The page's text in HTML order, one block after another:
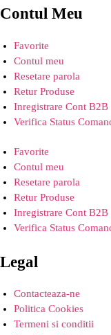
Contul Meu
Favorite
Contul meu
Resetare parola
Retur Produse
Inregistrare Cont B2B
Verifica Status
Favorite
Contul meu
Resetare parola
Retur Produse
Inregistrare Cont B2B
Verifica Status
Legal
Contacteaza-ne
Politica Cookies
Termeni si conditii